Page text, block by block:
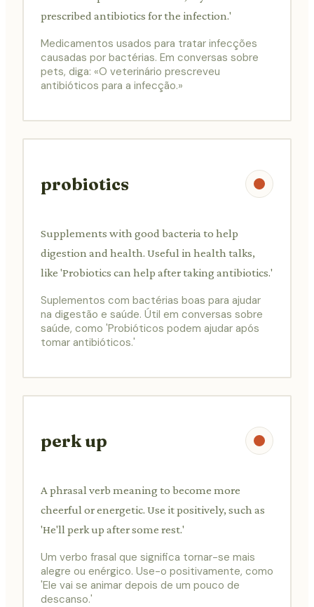
prescribed antibiotics for the infection.'
Medicamentos usados para tratar infecções
causadas por bactérias. Em conversas sobre
pets, diga: «O veterinário prescreveu
antibióticos para a infecção.»
probiotics
Supplements with good bacteria to help
digestion and health. Useful in health talks,
like 'Probiotics can help after taking antibiotics.'
Suplementos com bactérias boas para ajudar
na digestão e saúde. Útil em conversas sobre
saúde, como 'Probióticos podem ajudar após
tomar antibióticos.'
perk up
A phrasal verb meaning to become more
cheerful or energetic. Use it positively, such as
'He'll perk up after some rest.'
Um verbo frasal que significa tornar-se mais
alegre ou enérgico. Use-o positivamente, como
'Ele vai se animar depois de um pouco de
descanso.'